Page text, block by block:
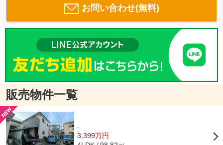
お問い合わせ(無料)
販売物件一覧
-
3,399万円